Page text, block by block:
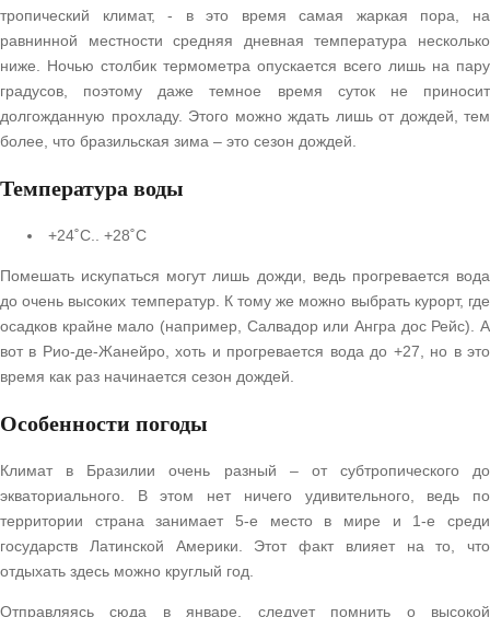
тропический климат, - в это время самая жаркая пора, на
равнинной местности средняя дневная температура несколько
ниже. Ночью столбик термометра опускается всего лишь на пару
градусов, поэтому даже темное время суток не приносит
долгожданную прохладу. Этого можно ждать лишь от дождей, тем
более, что бразильская зима – это сезон дождей.
Температура воды
+24˚С.. +28˚С
Помешать искупаться могут лишь дожди, ведь прогревается вода
до очень высоких температур. К тому же можно выбрать курорт, где
осадков крайне мало (например, Салвадор или Ангра дос Рейс). А
вот в Рио-де-Жанейро, хоть и прогревается вода до +27, но в это
время как раз начинается сезон дождей.
Особенности погоды
Климат в Бразилии очень разный – от субтропического до
экваториального. В этом нет ничего удивительного, ведь по
территории страна занимает 5-е место в мире и 1-е среди
государств Латинской Америки. Этот факт влияет на то, что
отдыхать здесь можно круглый год.
Отправляясь сюда в январе, следует помнить о высокой